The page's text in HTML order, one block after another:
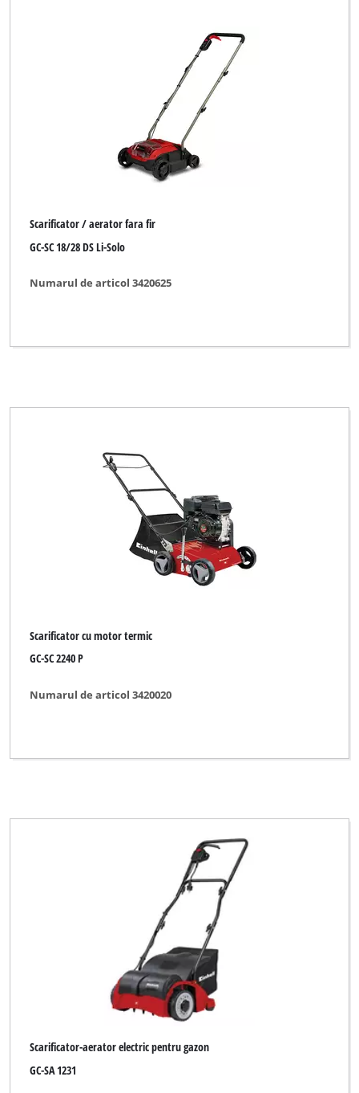
Scarificator / aerator fara fir
GC-SC 18/28 DS Li-Solo
Numarul de articol 3420625
Scarificator cu motor termic
GC-SC 2240 P
Numarul de articol 3420020
Scarificator-aerator electric pentru gazon
GC-SA 1231